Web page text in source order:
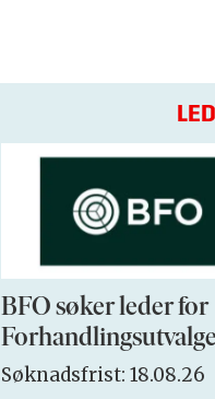
BFO søker leder for
Søknadsfrist: 18.08.26